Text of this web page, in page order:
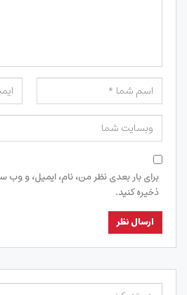
برای بار بعدی نظر من، نام، ایمیل، و وب
ذخیره کنید.